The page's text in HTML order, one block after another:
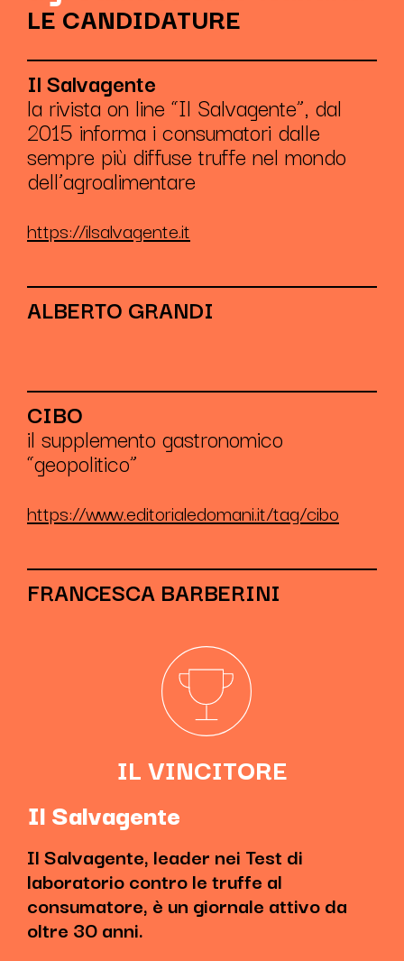
LE CANDIDATURE
Il Salvagente
la rivista on line “Il Salvagente”, dal
2015 informa i consumatori dalle
sempre più diffuse truffe nel mondo
dell’agroalimentare
https://ilsalvagente.it
ALBERTO GRANDI
CIBO
il supplemento gastronomico
“geopolitico”
https://www.editorialedomani.it/tag/cibo
FRANCESCA BARBERINI
IL VINCITORE
Il Salvagente
Il Salvagente, leader nei Test di
laboratorio contro le truffe al
consumatore, è un giornale attivo da
oltre 30 anni.